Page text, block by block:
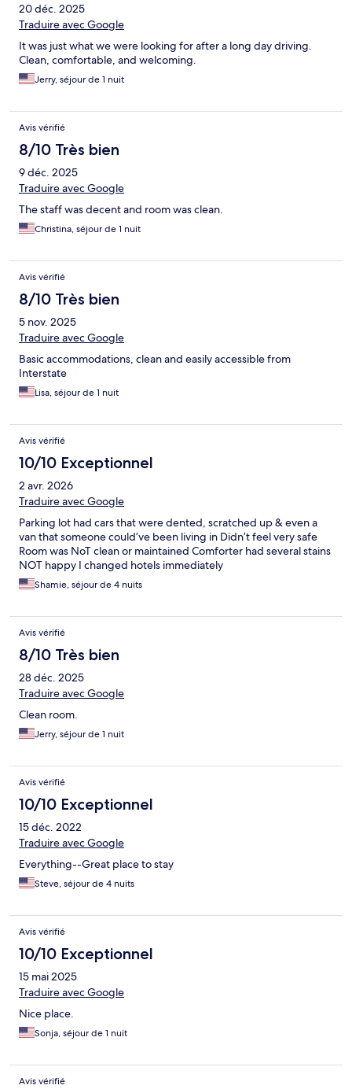
20 déc. 2025
Traduire avec Google
It was just what we were looking for after a long day driving.
Clean, comfortable, and welcoming.
Jerry, séjour de 1 nuit
Avis vérifié
8/10 Très bien
9 déc. 2025
Traduire avec Google
The staff was decent and room was clean.
Christina, séjour de 1 nuit
Avis vérifié
8/10 Très bien
5 nov. 2025
Traduire avec Google
Basic accommodations, clean and easily accessible from
Interstate
Lisa, séjour de 1 nuit
Avis vérifié
10/10 Exceptionnel
2 avr. 2026
Traduire avec Google
Parking lot had cars that were dented, scratched up & even a
van that someone could’ve been living in Didn’t feel very safe
Room was NoT clean or maintained Comforter had several stains
NOT happy I changed hotels immediately
Shamie, séjour de 4 nuits
Avis vérifié
8/10 Très bien
28 déc. 2025
Traduire avec Google
Clean room.
Jerry, séjour de 1 nuit
Avis vérifié
10/10 Exceptionnel
15 déc. 2022
Traduire avec Google
Everything--Great place to stay
Steve, séjour de 4 nuits
Avis vérifié
10/10 Exceptionnel
15 mai 2025
Traduire avec Google
Nice place.
Sonja, séjour de 1 nuit
Avis vérifié